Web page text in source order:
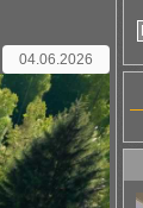
04.06.2026